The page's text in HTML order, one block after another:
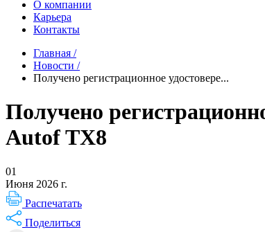
О компании
Карьера
Контакты
Главная /
Новости /
Получено регистрационное удостовере...
Получено
Autof TX8
01
Июня 2026 г.
Распечатать
Поделиться